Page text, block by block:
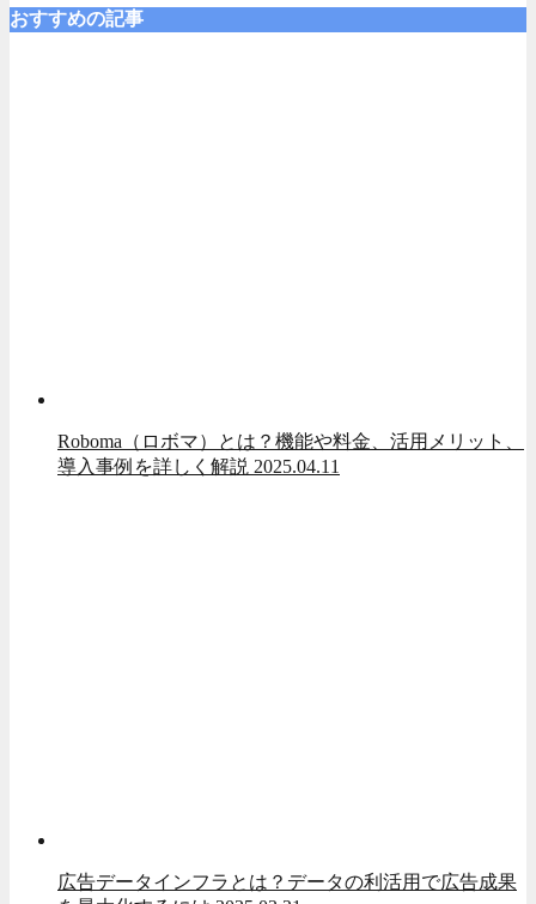
おすすめの記事
Roboma（ロボマ）とは？機能や料金、活用メリット、
導入事例を詳しく解説 2025.04.11
広告データインフラとは？データの利活用で広告成果